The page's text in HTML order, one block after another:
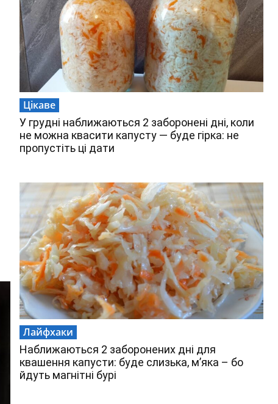
Цікаве
У грудні наближаються 2 заборонені дні, коли
не можна квасити капусту — буде гірка: не
пропустіть ці дати
Лайфхаки
Наближаються 2 заборонених дні для
квашення капусти: буде слизька, м’яка – бо
йдуть магнітні бурі